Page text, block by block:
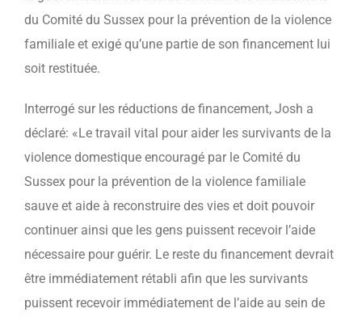
du Comité du Sussex pour la prévention de la violence
familiale et exigé qu’une partie de son financement lui
soit restituée.
Interrogé sur les réductions de financement, Josh a
déclaré: «Le travail vital pour aider les survivants de la
violence domestique encouragé par le Comité du
Sussex pour la prévention de la violence familiale
sauve et aide à reconstruire des vies et doit pouvoir
continuer ainsi que les gens puissent recevoir l’aide
nécessaire pour guérir. Le reste du financement devrait
être immédiatement rétabli afin que les survivants
puissent recevoir immédiatement de l’aide au sein de